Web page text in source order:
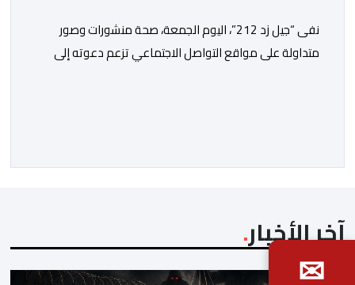
نفى “جيل زد 212”، اليوم الجمعة، صحة منشورات وصور
متداولة على مواقع التواصل الاجتماعي تزعم دعوته إلى
آخر الأخبار
✉